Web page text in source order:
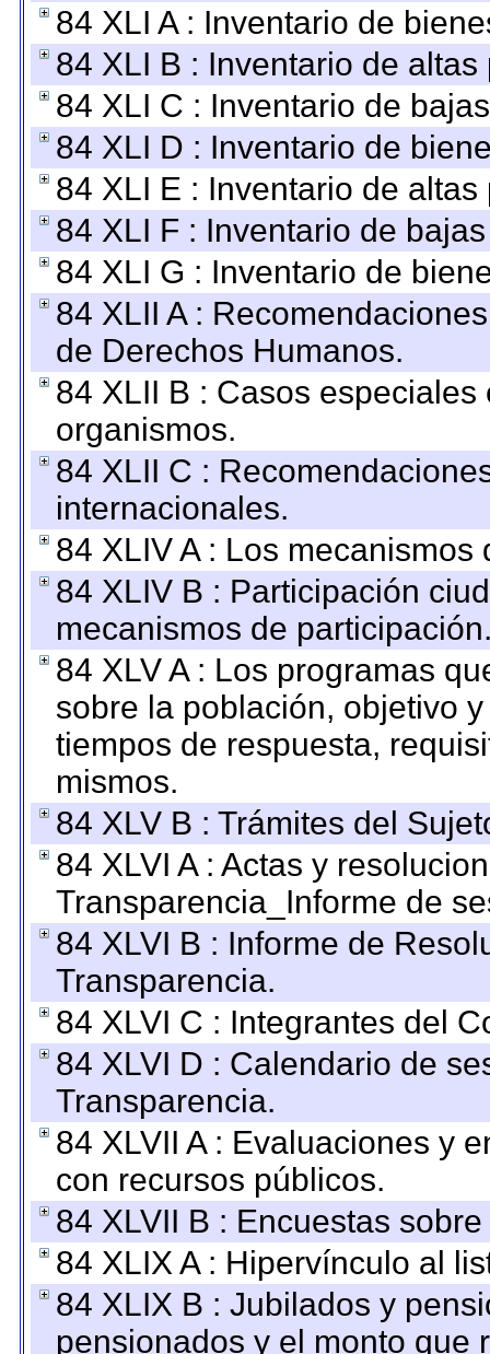
84 XLI A : Inventario de
84 XLI B : Inventario de
84 XLI C : Inventario de
84 XLI D : Inventario de
84 XLI E : Inventario de
84 XLI F : Inventario de
84 XLI G : Inventario de
84 XLII A :
de Derechos Humanos.
84 XLII B : Casos
organismos.
84 XLII C :
internacionales.
84 XLIV A : Los
84 XLIV B : Participación
mecanismos de
84 XLV A : Los programas
sobre la población, objetivo
tiempos de respuesta,
mismos.
84 XLV B : Trámites del
84 XLVI A : Actas y
Transparencia_Informe de
84 XLVI B : Informe de
Transparencia.
84 XLVI C : Integrantes del
84 XLVI D : Calendario de
Transparencia.
84 XLVII A : Evaluaciones y
con recursos públicos.
84 XLVII B : Encuestas
84 XLIX A : Hipervínculo al
84 XLIX B : Jubilados y
pensionados y el monto que